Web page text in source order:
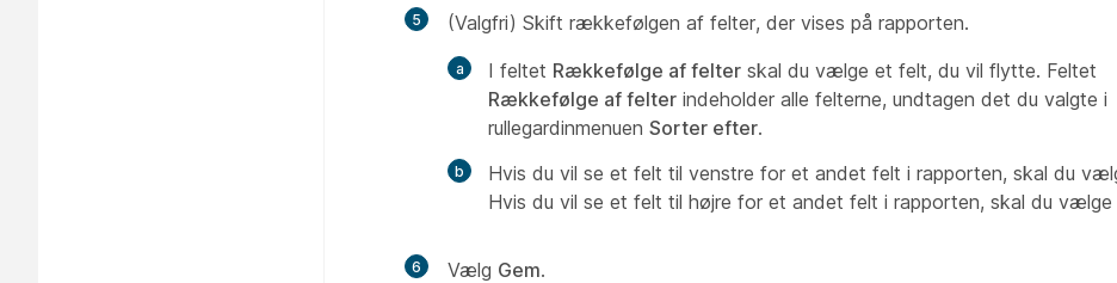
5
(Valgfri) Skift rækkefølgen af ​​felter, der vises på rapporten.
I feltet Rækkefølge af felter skal du vælge et felt, du vil flytte. Feltet
Rækkefølge af felter indeholder alle felterne, undtagen det du valgte i
rullegardinmenuen Sorter efter.
Hvis du vil se et felt til venstre for et andet felt i rapporten, skal du
Hvis du vil se et felt til højre for et andet felt i rapporten, skal du vælge
6 Vælg Gem.